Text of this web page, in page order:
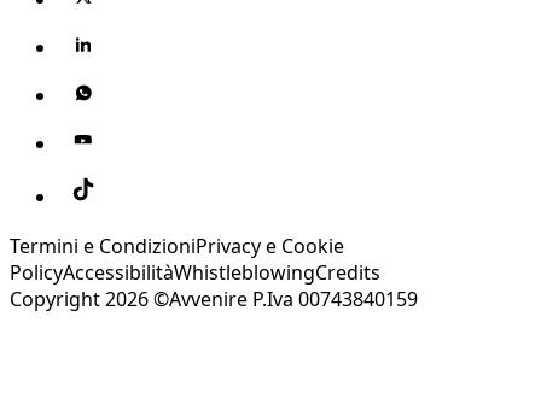
Termini e CondizioniPrivacy e Cookie
PolicyAccessibilitàWhistleblowingCredits
Copyright 2026 ©Avvenire P.Iva 00743840159